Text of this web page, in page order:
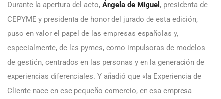
Durante la apertura del acto, Ángela de Miguel , presidenta de
CEPYME y presidenta de honor del jurado de esta edición,
puso en valor el papel de las empresas españolas y,
especialmente, de las pymes, como impulsoras de modelos
de gestión, centrados en las personas y en la generación de
experiencias diferenciales. Y añadió que «la Experiencia de
Cliente nace en ese pequeño comercio, en esa empresa